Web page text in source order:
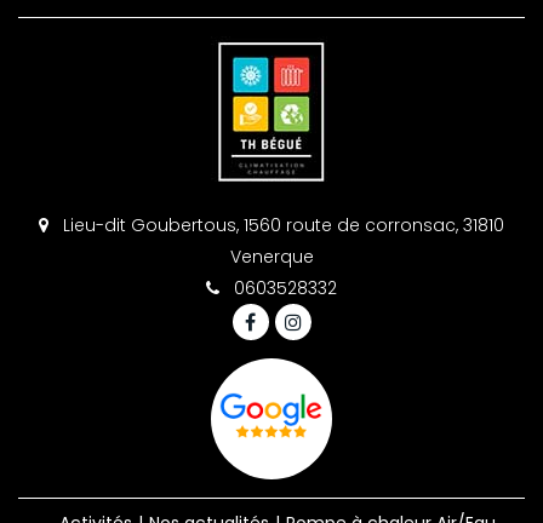
Lieu-dit Goubertous, 1560 route de corronsac, 31810
Venerque
0603528332